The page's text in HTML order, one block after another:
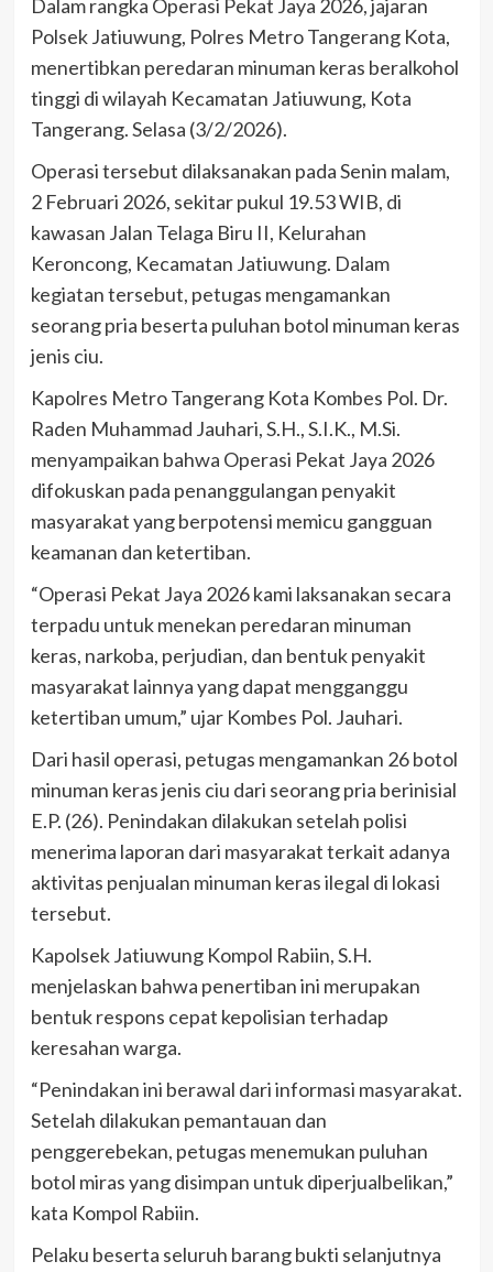
Dalam rangka Operasi Pekat Jaya 2026, jajaran
Polsek Jatiuwung, Polres Metro Tangerang Kota,
menertibkan peredaran minuman keras beralkohol
tinggi di wilayah Kecamatan Jatiuwung, Kota
Tangerang. Selasa (3/2/2026).
Operasi tersebut dilaksanakan pada Senin malam,
2 Februari 2026, sekitar pukul 19.53 WIB, di
kawasan Jalan Telaga Biru II, Kelurahan
Keroncong, Kecamatan Jatiuwung. Dalam
kegiatan tersebut, petugas mengamankan
seorang pria beserta puluhan botol minuman keras
jenis ciu.
Kapolres Metro Tangerang Kota Kombes Pol. Dr.
Raden Muhammad Jauhari, S.H., S.I.K., M.Si.
menyampaikan bahwa Operasi Pekat Jaya 2026
difokuskan pada penanggulangan penyakit
masyarakat yang berpotensi memicu gangguan
keamanan dan ketertiban.
“Operasi Pekat Jaya 2026 kami laksanakan secara
terpadu untuk menekan peredaran minuman
keras, narkoba, perjudian, dan bentuk penyakit
masyarakat lainnya yang dapat mengganggu
ketertiban umum,” ujar Kombes Pol. Jauhari.
Dari hasil operasi, petugas mengamankan 26 botol
minuman keras jenis ciu dari seorang pria berinisial
E.P. (26). Penindakan dilakukan setelah polisi
menerima laporan dari masyarakat terkait adanya
aktivitas penjualan minuman keras ilegal di lokasi
tersebut.
Kapolsek Jatiuwung Kompol Rabiin, S.H.
menjelaskan bahwa penertiban ini merupakan
bentuk respons cepat kepolisian terhadap
keresahan warga.
“Penindakan ini berawal dari informasi masyarakat.
Setelah dilakukan pemantauan dan
penggerebekan, petugas menemukan puluhan
botol miras yang disimpan untuk diperjualbelikan,”
kata Kompol Rabiin.
Pelaku beserta seluruh barang bukti selanjutnya